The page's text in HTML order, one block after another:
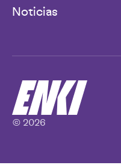
Noticias
© 2026